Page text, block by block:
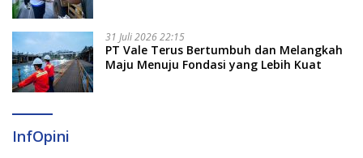
31 Juli 2026 22:15
PT Vale Terus Bertumbuh dan Melangkah
Maju Menuju Fondasi yang Lebih Kuat
InfOpini